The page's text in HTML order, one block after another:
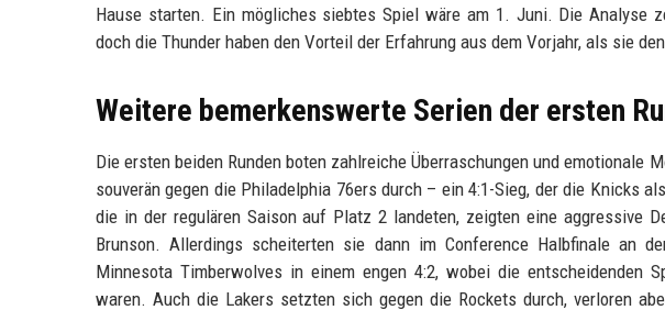
Hause starten. Ein mögliches siebtes Spiel wäre am 1. Juni. Die Analyse
doch die Thunder haben den Vorteil der Erfahrung aus dem Vorjahr, als sie
Weitere bemerkenswerte Serien der ersten
Die ersten beiden Runden boten zahlreiche Überraschungen und emotionale
souverän gegen die Philadelphia 76ers durch – ein 4:1-Sieg, der die Knicks
die in der regulären Saison auf Platz 2 landeten, zeigten eine aggressive
Brunson. Allerdings scheiterten sie dann im Conference Halbfinale an
Minnesota Timberwolves in einem engen 4:2, wobei die entscheidenden
waren. Auch die Lakers setzten sich gegen die Rockets durch, verloren